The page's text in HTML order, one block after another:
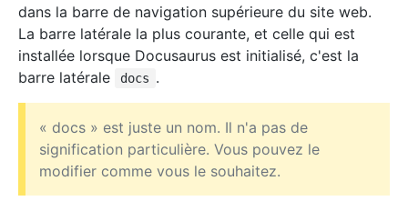
dans la barre de navigation supérieure du site web.
La barre latérale la plus courante, et celle qui est
installée lorsque Docusaurus est initialisé, c'est la
barre latérale
docs .
« docs » est juste un nom. Il n'a pas de
signification particulière. Vous pouvez le
modifier comme vous le souhaitez.